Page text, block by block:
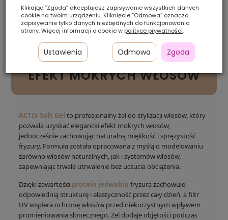
ACTIV SOFT GEL –
PROFESJONALNY ŻEL
MODELUJĄCY
ZAPEWNIAJĄCY
ELASTYCZNE UTRWALENIE I
EFEKT MOKRYCH WŁOSÓW
ACTIV Soft Gel to profesjonalny żel do stylizacji włosów, który
pozwala uzyskać elegancki efekt mokrych włosów,
jednocześnie zachowując naturalną miękkość i sprężystość
fryzury. Formuła została opracowana z myślą o modelowaniu
zarówno włosów naturalnych, jak i systemów włosów,
zapewniając trwałe utrwalenie bez uczucia obciążenia.
Dzięki zawartości protein jedwabiu fryzura zachowuje
odpowiednią strukturę i elastyczność przez cały dzień, a filtr
UV wspiera ochronę włosów przed niekorzystnym wpływem
promieniowania słonecznego. Żel dodaje objętości podczas
Klikając “Zgoda” akceptujesz zapisywanie wszystkich danych
cookie na twoim urządzeniu. Kliknięcie “Odmowa” oznacza
zapisywanie tylko danych niezbędnych do funkcjonowania
strony. Więcej informacji o cookie w polityce prywatności.
Ustawienia Odmowa Zgoda